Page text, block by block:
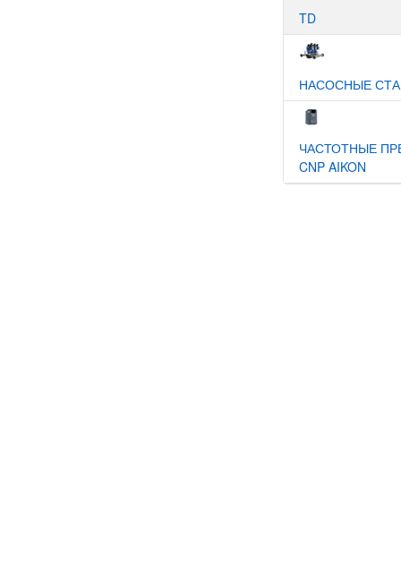
TD
НАСОСНЫЕ
ЧАСТОТНЫЕ
CNP AIKON